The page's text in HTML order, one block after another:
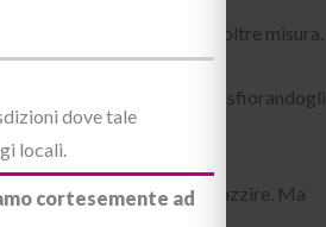
dove tale
locali.
cortesemente ad
E la cosa lo eccitava oltre misura.
di lui. Gli passò accanto sfiorandogli
lo stava facendo impazzire. Ma